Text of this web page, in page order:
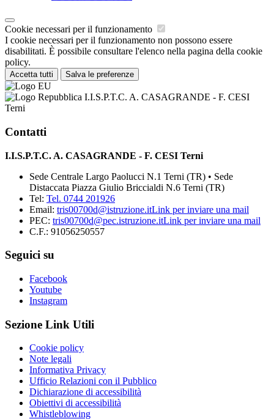
Cookie necessari per il funzionamento
I cookie necessari per il funzionamento non possono essere
disabilitati. È possibile consultare l'elenco nella pagina della cookie
policy.
Accetta tutti Salva le preferenze
I.I.S.P.T.C. A. CASAGRANDE - F. CESI
Terni
Contatti
I.I.S.P.T.C. A. CASAGRANDE - F. CESI Terni
Sede Centrale Largo Paolucci N.1 Terni (TR) • Sede
Distaccata Piazza Giulio Briccialdi N.6 Terni (TR)
Tel: Tel. 0744 201926
Email: tris00700d@istruzione.itLink per inviare una mail
PEC: tris00700d@pec.istruzione.itLink per inviare una mail
C.F.: 91056250557
Seguici su
Facebook
Youtube
Instagram
Sezione Link Utili
Cookie policy
Note legali
Informativa Privacy
Ufficio Relazioni con il Pubblico
Dichiarazione di accessibilità
Obiettivi di accessibilità
Whistleblowing